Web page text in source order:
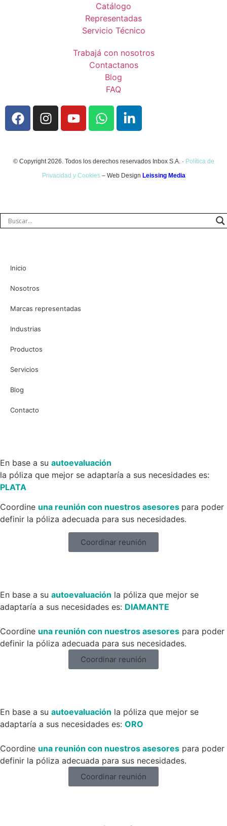
Catálogo
Representadas
Servicio Técnico
Trabajá con nosotros
Contactanos
Blog
FAQ
© Copyright 2026. Todos los derechos reservados Inbox S.A. · Política de
Privacidad y Cookies– Web Design Leissing Media
Inicio
Nosotros
Marcas representadas
Industrias
Productos
Servicios
Blog
Contacto
En base a su autoevaluación
la póliza que mejor se adaptaría a sus necesidades es:
PLATA
Coordine una reunión con nuestros asesores para poder
definir la póliza adecuada para sus necesidades.
Coordinar reunión
En base a su autoevaluación la póliza que mejor se
adaptaría a sus necesidades es: DIAMANTE
Coordine una reunión con nuestros asesores para poder
definir la póliza adecuada para sus necesidades.
Coordinar reunión
En base a su autoevaluación la póliza que mejor se
adaptaría a sus necesidades es: ORO
Coordine una reunión con nuestros asesores para poder
definir la póliza adecuada para sus necesidades.
Coordinar reunión